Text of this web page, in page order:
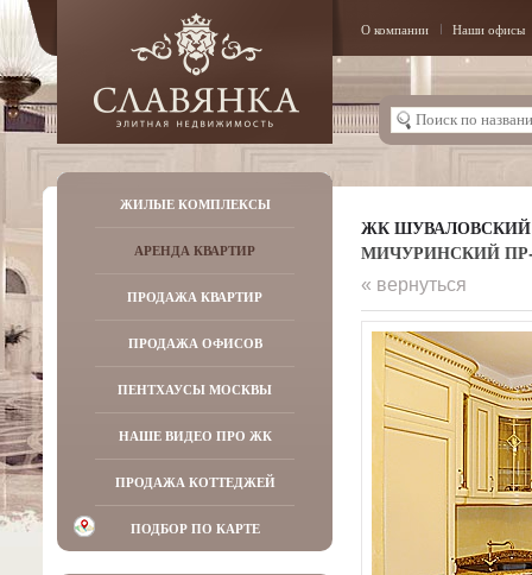
О компании Наши офисы
ЖИЛЫЕ КОМПЛЕКСЫ
АРЕНДА КВАРТИР
ПРОДАЖА КВАРТИР
ПРОДАЖА ОФИСОВ
ПЕНТХАУСЫ МОСКВЫ
НАШЕ ВИДЕО ПРО ЖК
ПРОДАЖА КОТТЕДЖЕЙ
ПОДБОР ПО КАРТЕ
ЖК ШУВАЛОВСКИЙ
МИЧУРИНСКИЙ ПР-
« вернуться